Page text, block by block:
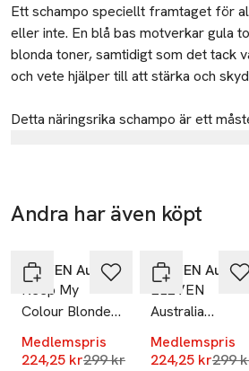
Beskrivning
Ett schampo speciellt framtaget för
eller inte. En blå bas motverkar gula
blonda toner, samtidigt som det tack
och vete hjälper till att stärka och
Detta näringsrika schampo är ett
Refshalevej 163A
2. DK-1432 København
E-post
KMRegulatory@kevinmurphy.com.au
Mobilnummer
SKU: 65007390
Andra har även köpt
ELEVEN Australia
Keep My
Colour Blonde
Conditioner
Medlemspris
224,25 krLägsta pris 30 dagar
299 kr
-25%
ELEVEN Australia
ELEVEN
Australia
Miracle Hair
Treatment
Medlemspris
224,25 kr299